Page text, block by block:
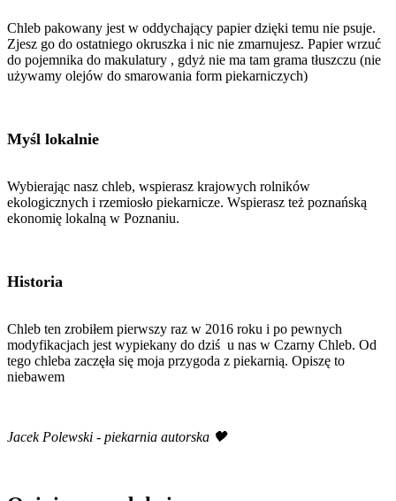
Chleb pakowany jest w oddychający papier dzięki temu nie psuje.
Zjesz go do ostatniego okruszka i nic nie zmarnujesz. Papier wrzuć
do pojemnika do makulatury , gdyż nie ma tam grama tłuszczu (nie
używamy olejów do smarowania form piekarniczych)
Myśl lokalnie
Wybierając nasz chleb, wspierasz krajowych rolników
ekologicznych i rzemiosło piekarnicze. Wspierasz też poznańską
ekonomię lokalną w Poznaniu.
Historia
Chleb ten zrobiłem pierwszy raz w 2016 roku i po pewnych
modyfikacjach jest wypiekany do dziś u nas w Czarny Chleb. Od
tego chleba zaczęła się moja przygoda z piekarnią. Opiszę to
niebawem
Jacek Polewski - piekarnia autorska 🖤